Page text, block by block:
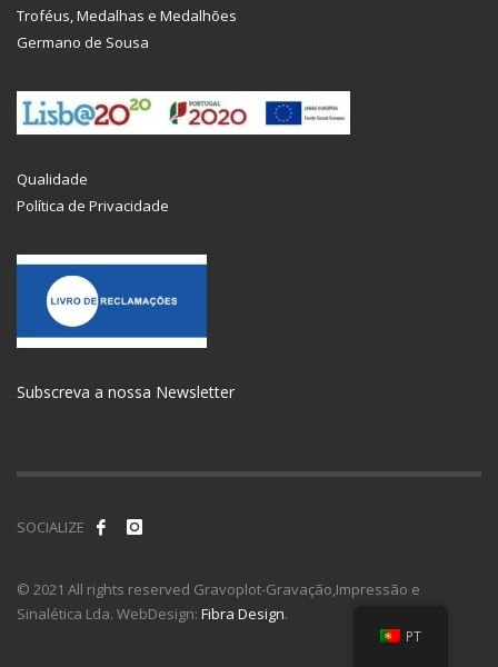
Troféus, Medalhas e Medalhões
Germano de Sousa
Qualidade
Política de Privacidade
Subscreva a nossa Newsletter
SOCIALIZE
© 2021 All rights reserved Gravoplot-Gravação,Impressão e
Sinalética Lda. WebDesign: Fibra Design.
PT